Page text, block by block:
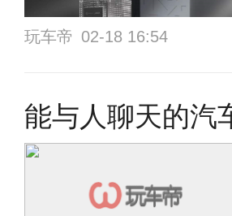
玩车帝 02-18 16:54
能与人聊天的汽